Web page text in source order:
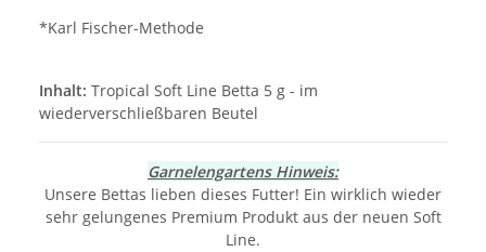
*Karl Fischer-Methode
Inhalt: Tropical Soft Line Betta 5 g - im
wiederverschließbaren Beutel
Garnelengartens Hinweis:
Unsere Bettas lieben dieses Futter! Ein wirklich wieder
sehr gelungenes Premium Produkt aus der neuen Soft
Line.